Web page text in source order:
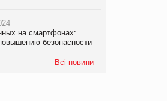
на смартфонах:
безопасности
Всі новини